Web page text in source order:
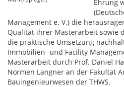
Ehrung
Management e. V.) die
Qualität ihrer Masterarbeit sowie
die praktische Umsetzung
Immobilien- und Facility
Masterarbeit durch Prof. Daniel
Normen Langner an der Fakultät
Bauingenieurwesen der THWS.